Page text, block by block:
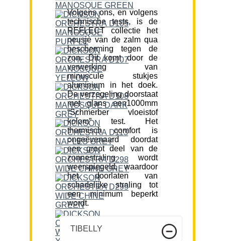
Volgens ons, en volgens
technische tests, is de
REFLECT collectie het
neusje van de zalm qua
bescherming tegen de
zon. Dit komt door de
verwerking van
minuscule stukjes
aluminium in het doek.
De verzegeling doorstaat
met glans een1000mm
“Schmerber vloeistof
kolom” test. Het
thermisch comfort is
ongeëvenaard doordat
een groot deel van de
zonnestraling wordt
weerspiegeld, waardoor
het doorlaten van
schadelijke straling tot
een minimum beperkt
wordt.
TIBELLY